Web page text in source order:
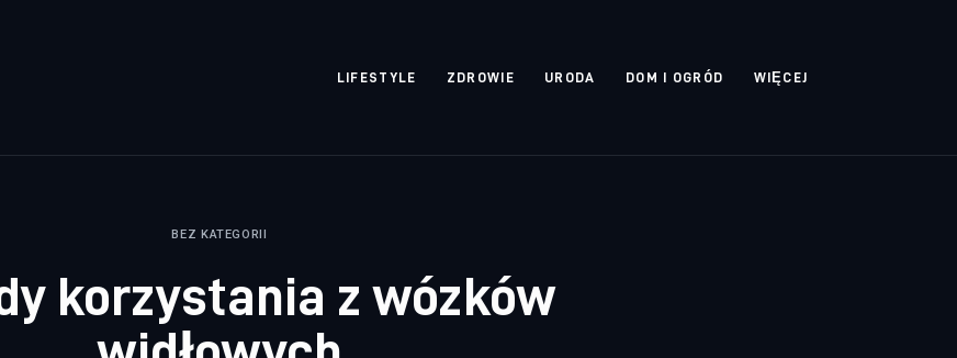
LIFESTYLE ZDROWIE URODA DOM I OGRÓD WIĘCEJ
BEZ KATEGORII
korzystania z wózków